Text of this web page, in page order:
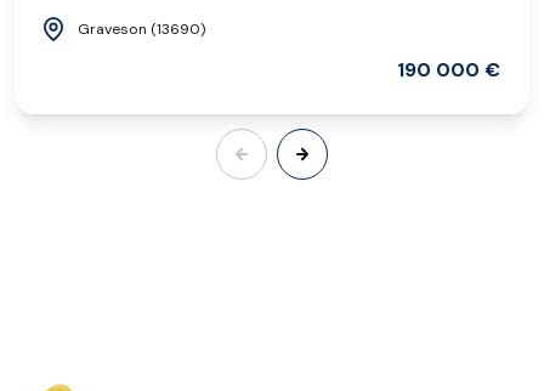
Graveson (13690)
190 000 €